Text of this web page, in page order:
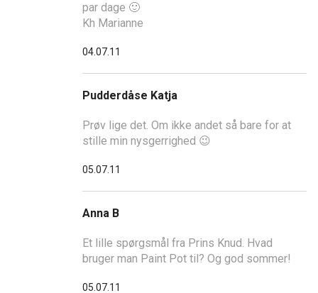
par dage 🙂
Kh Marianne
04.07.11
Pudderdåse Katja
Prøv lige det. Om ikke andet så bare for at
stille min nysgerrighed 😉
05.07.11
Anna B
Et lille spørgsmål fra Prins Knud. Hvad
bruger man Paint Pot til? Og god sommer!
05.07.11